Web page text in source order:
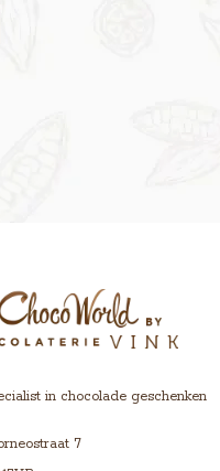
in chocolade geschenken
7